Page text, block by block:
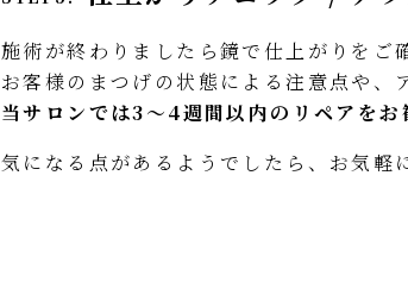
施術が終わりましたら鏡で仕上がりをご
お客様のまつげの状態による注意点や、
当サロンでは3〜4週間以内のリペアをお
気になる点があるようでしたら、お気軽